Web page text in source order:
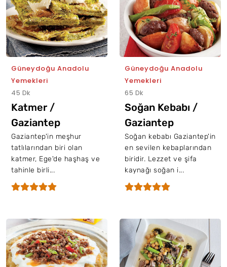
Güneydoğu Anadolu
Yemekleri
45 Dk
Katmer /
Gaziantep
Gaziantep'in meşhur
tatlılarından biri olan
katmer, Ege'de haşhaş ve
tahinle birli...
Güneydoğu Anadolu
Yemekleri
65 Dk
Soğan Kebabı /
Gaziantep
Soğan kebabı Gaziantep'in
en sevilen kebaplarından
biridir. Lezzet ve şifa
kaynağı soğan i...